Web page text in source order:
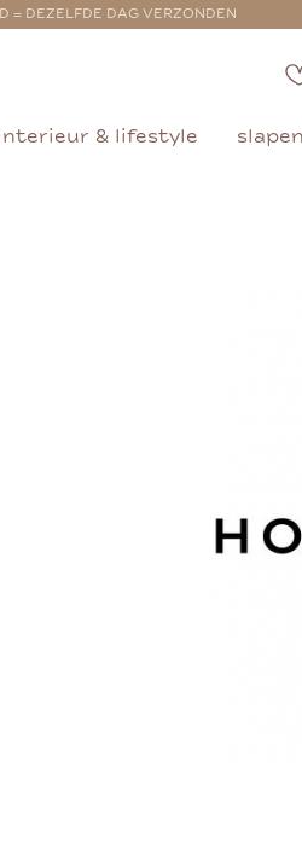
= DEZELFDE DAG VERZONDEN
& lifestyle